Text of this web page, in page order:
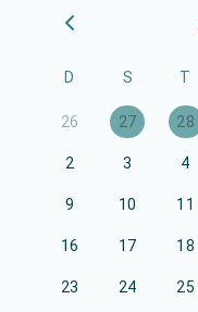
D S T
26 27 28
2 3 4
9 10 11
16 17 18
23 24 25